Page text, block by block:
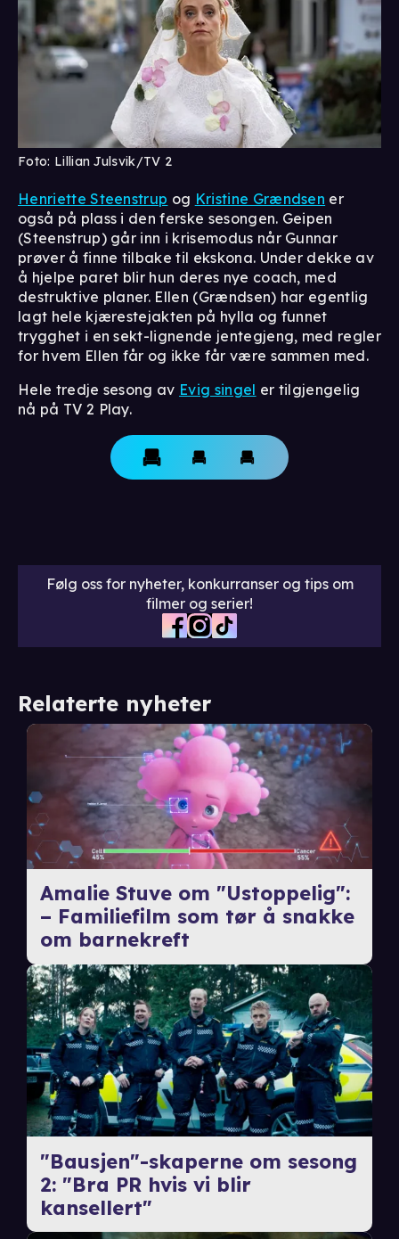
Foto: Lillian Julsvik/TV 2
Henriette Steenstrup og Kristine Grændsen er
også på plass i den ferske sesongen. Geipen
(Steenstrup) går inn i krisemodus når Gunnar
prøver å finne tilbake til ekskona. Under dekke av
å hjelpe paret blir hun deres nye coach, med
destruktive planer. Ellen (Grændsen) har egentlig
lagt hele kjærestejakten på hylla og funnet
trygghet i en sekt-lignende jentegjeng, med regler
for hvem Ellen får og ikke får være sammen med.
Hele tredje sesong av Evig singel er tilgjengelig
nå på TV 2 Play.
Følg oss for nyheter, konkurranser og tips om
filmer og serier!
Relaterte nyheter
Amalie Stuve om "Ustoppelig":
– Familiefilm som tør å snakke
om barnekreft
"Bausjen"-skaperne om sesong
2: "Bra PR hvis vi blir
kansellert"